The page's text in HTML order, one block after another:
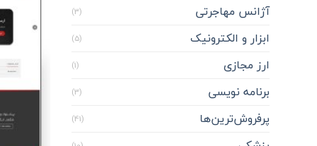
آژانس مهاجرتی (3)
ابزار و الکترونیک (5)
ارز مجازی (1)
برنامه نویسی (3)
پرفروش‌ترین‌ها (41)